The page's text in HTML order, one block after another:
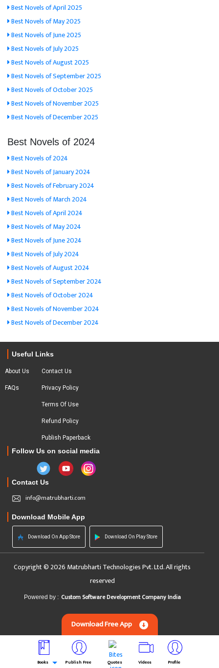
Best Novels of April 2025
Best Novels of May 2025
Best Novels of June 2025
Best Novels of July 2025
Best Novels of August 2025
Best Novels of September 2025
Best Novels of October 2025
Best Novels of November 2025
Best Novels of December 2025
Best Novels of 2024
Best Novels of 2024
Best Novels of January 2024
Best Novels of February 2024
Best Novels of March 2024
Best Novels of April 2024
Best Novels of May 2024
Best Novels of June 2024
Best Novels of July 2024
Best Novels of August 2024
Best Novels of September 2024
Best Novels of October 2024
Best Novels of November 2024
Best Novels of December 2024
Useful Links
About Us
FAQs
Contact Us
Privacy Policy
Terms Of Use
Refund Policy
Publish Paperback
Follow Us on social media
Contact Us
info@matrubharti.com
Download Mobile App
Download On App Store Download On Play Store
Copyright © 2026 Matrubharti Technologies Pvt. Ltd. All rights
reserved
Powered by : Custom Software Development Company India
Download Free App
Books Publish Free Quotes Videos Profile